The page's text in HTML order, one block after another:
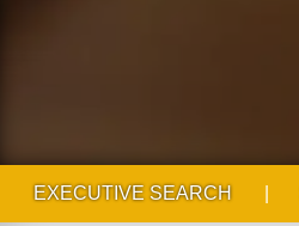
EXECUTIVE SEARCH